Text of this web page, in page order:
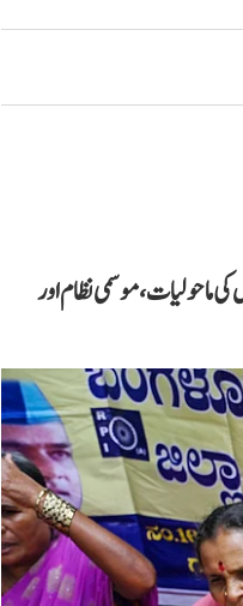
ماحولیات، موسمی نظام اور